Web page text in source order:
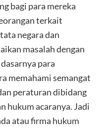
bagi para mereka
terkait
negara dan
masalah dengan
para
memahami semangat
peraturan dibidang
hukum acaranya. Jadi
atau firma hukum